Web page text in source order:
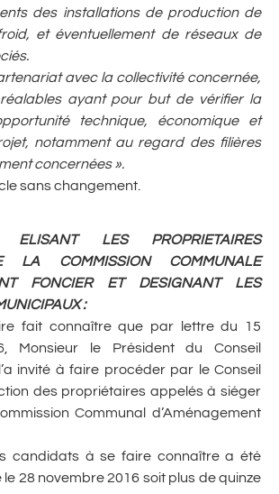
des installations de production de
et éventuellement de réseaux de
avec la collectivité concernée,
ayant pour but de vérifier la
technique, économique et
notamment au regard des filières
concernées ».
sans changement.
ELISANT LES PROPRIETAIRES
LA COMMISSION COMMUNALE
FONCIER ET DESIGNANT LES
:
fait connaître que par lettre du 15
Monsieur le Président du Conseil
invité à faire procéder par le Conseil
des propriétaires appelés à siéger
Communal d’Aménagement
candidats à se faire connaître a été
28 novembre 2016 soit plus de quinze